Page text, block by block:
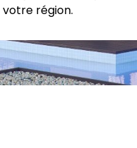
région.